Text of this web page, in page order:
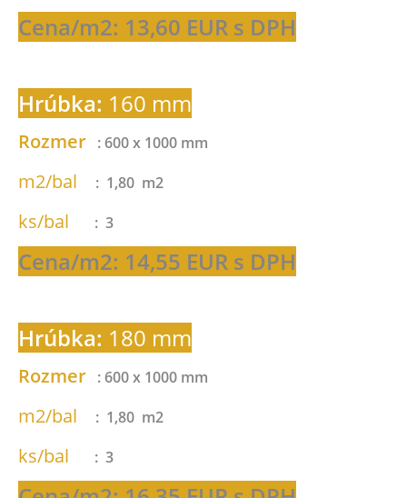
Cena/m2: 13,60 EUR s DPH
Hrúbka: 160 mm
Rozmer : 600 x 1000 mm
m2/bal : 1,80 m2
ks/bal : 3
Cena/m2: 14,55 EUR s DPH
Hrúbka: 180 mm
Rozmer : 600 x 1000 mm
m2/bal : 1,80 m2
ks/bal : 3